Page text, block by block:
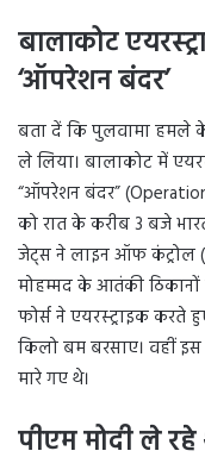
बालाकोट
‘ऑपरेशन बंदर’
बता दें कि पुलवामा हमले के
ले लिया। बालाकोट में
“ऑपरेशन बंदर”
को रात के करीब 3 बजे
जेट्स ने लाइन ऑफ कंट्रोल
मोहम्मद के आतंकी ठिकानों
फोर्स ने एयरस्ट्राइक करते
किलो बम बरसाए। वहीं
मारे गए थे।
पीएम मोदी ले